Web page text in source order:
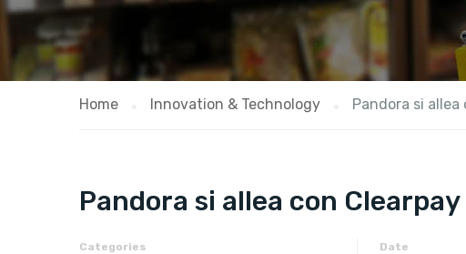
Home Innovation & Technology Pandora si allea
Pandora si allea con Clearpay
Categories
Date